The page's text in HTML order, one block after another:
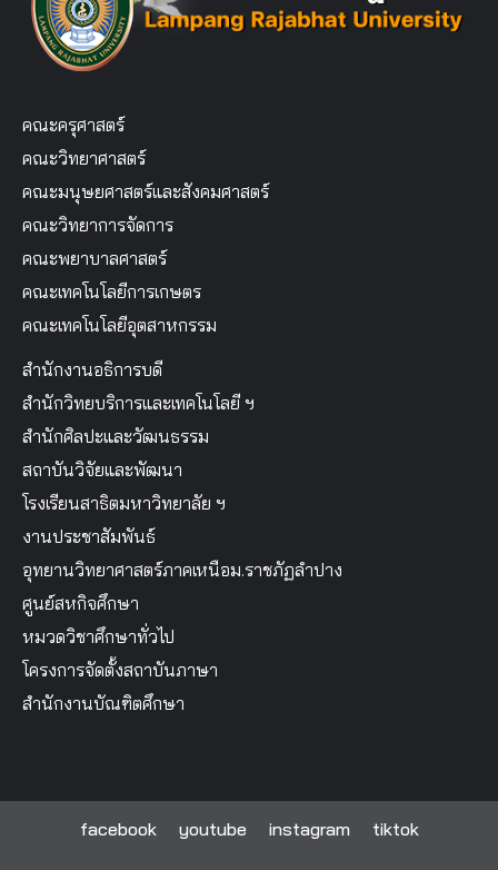
คณะครุศาสตร์
คณะวิทยาศาสตร์
คณะมนุษยศาสตร์และสังคมศาสตร์
คณะวิทยาการจัดการ
คณะพยาบาลศาสตร์
คณะเทคโนโลยีการเกษตร
คณะเทคโนโลยีอุตสาหกรรม
สำนักงานอธิการบดี
สำนักวิทยบริการและเทคโนโลยี ฯ
สำนักศิลปะและวัฒนธรรม
สถาบันวิจัยและพัฒนา
โรงเรียนสาธิตมหาวิทยาลัย ฯ
งานประชาสัมพันธ์
อุทยานวิทยาศาสตร์ภาคเหนือม.ราชภัฏลำปาง
ศูนย์สหกิจศึกษา
หมวดวิชาศึกษาทั่วไป
โครงการจัดตั้งสถาบันภาษา
สำนักงานบัณฑิตศึกษา
facebook youtube instagram tiktok